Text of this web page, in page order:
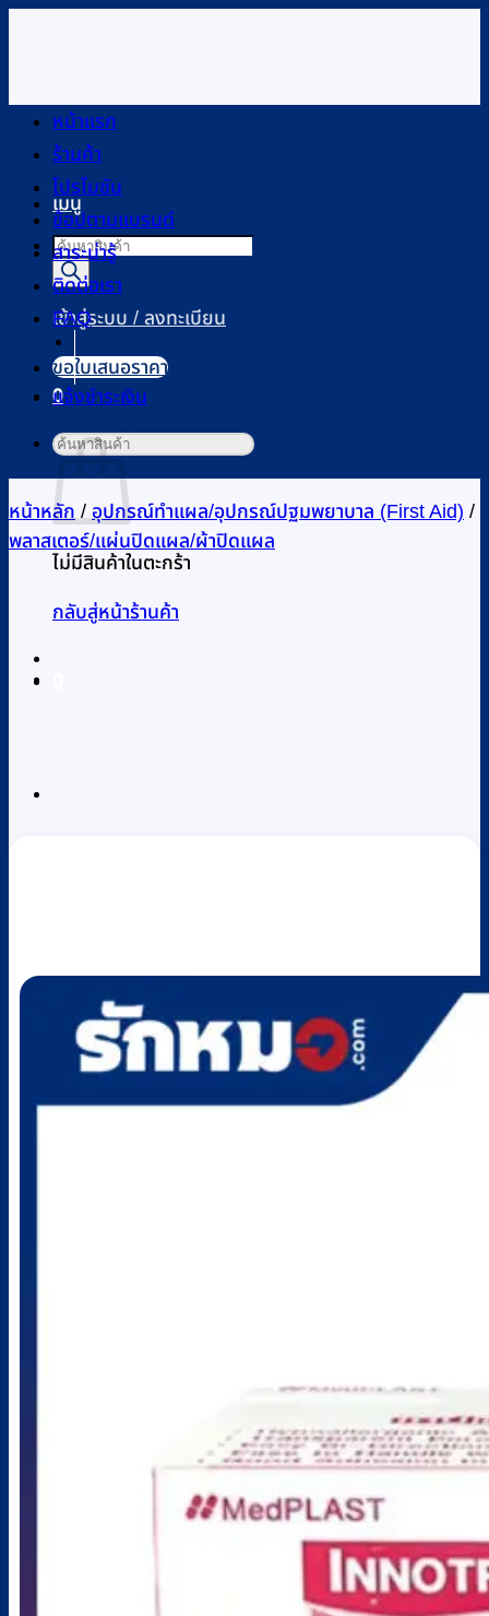
เนื้อหา
เมนู
Products
search
เข้าสู่ระบบ / ลงทะเบียน
0
ไม่มีสินค้าในตะกร้า
กลับสู่หน้าร้านค้า
หน้าแรก
ร้านค้า
โปรโมชัน
ช้อปตามแบรนด์
สาระน่ารู้
ติดต่อเรา
FAQ
ขอใบเสนอราคา
แจ้งชำระเงิน
ค้นหา:
หน้าหลัก / อุปกรณ์ทำแผล/อุปกรณ์ปฐมพยาบาล (First Aid) /
พลาสเตอร์/แผ่นปิดแผล/ผ้าปิดแผล